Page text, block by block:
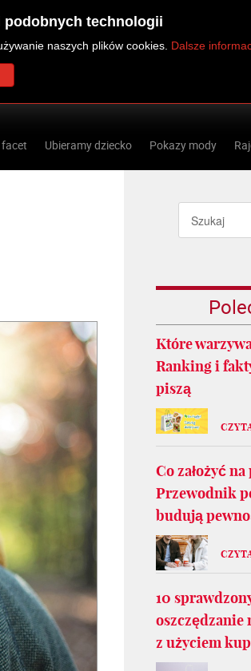
Ubieramy dziecko Pokazy mody
Które
Ranking i
piszą
Co założyć
Przewodnik
budują
10
oszczędzanie
z użyciem
podobnych technologii
naszych plików cookies. Dalsze